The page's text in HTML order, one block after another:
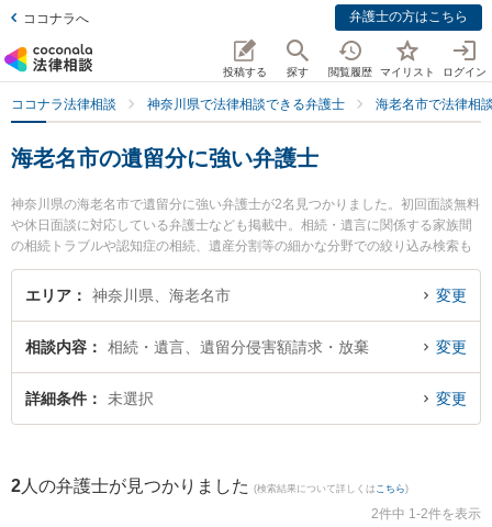
ココナラへ 弁護士の方はこちら
投稿する 探す 閲覧履歴 マイリスト ログイン
ココナラ法律相談 神奈川県で法律相談できる弁護士 海老名市で法律相
海老名市の遺留分に強い弁護士
神奈川県の海老名市で遺留分に強い弁護士が2名見つかりました。初回面談無料
や休日面談に対応している弁護士なども掲載中。相続・遺言に関係する家族間
の相続トラブルや認知症の相続、遺産分割等の細かな分野での絞り込み検索も
でき便利です。特に弁護士法人フォースクエア法律事務所 海老名オフィスの市
之瀬 龍和弁護士やしのだ法律事務所の篠田 大地弁護士のプロフィール情報や弁
実績豊富な近くの弁護士を検索したい』『初回相談無料で遺留分を法律相談で
きる海老名市内の弁護士に相談予約したい』などでお困りの相談者さんにおす
すめです。
エリア 神奈川県、海老名市 変更
相談内容 相続・遺言、遺留分侵害額請求・放棄 変更
詳細条件 未選択 変更
2 人の弁護士が見つかりました (検索結果について詳しくは こちら)
2件中 1-2件を表示